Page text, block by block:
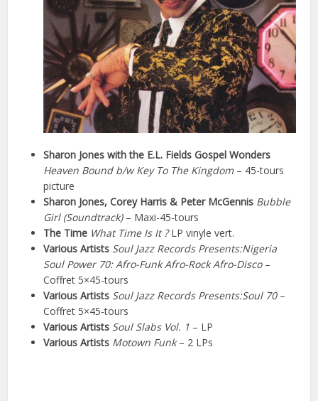
Sharon Jones with the E.L. Fields Gospel Wonders
Heaven Bound b/w Key To The Kingdom– 45-tours
picture
Sharon Jones, Corey Harris & Peter McGennis Bubble
Girl (Soundtrack)– Maxi-45-tours
The Time What Time Is It ?LP vinyle vert.
Various Artists Soul Jazz Records Presents:Nigeria
Soul Power 70: Afro-Funk Afro-Rock Afro-Disco–
Coffret 5×45-tours
Various Artists Soul Jazz Records Presents:Soul 70–
Coffret 5×45-tours
Various Artists Soul Slabs Vol. 1 – LP
Various Artists Motown Funk– 2 LPs